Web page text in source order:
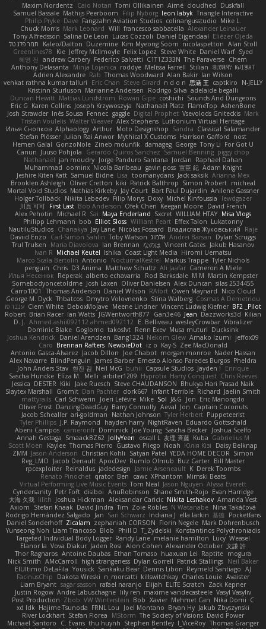
Maxim Nordentz
Caio Notari Tomi Ollikainen Aimé cloudhed
Duskfall
Samuel Bassale Mathijs Peerboom Filip Nyborg leon labyk Triangle Interactive
Philip Pryke Dave Fangzahn Aviation Studios colinangusstudio Mike L.
Chuck Morris Mark Leonard Will francesco sabbatella Alexander Leinauer
Tony Alfredsson Salina De Leon Lucas Cozzoli Daniel Eijgendaal Eliézer Ojeda
תמר פלג טל
Kaleo/Dalton Duzemine Kim Myeong Soom nicolaspetton Alan Stoll
Greenlines78
Kie Jeffrey McIlmoyle Felix Lopez Steve White Daniel Warf Syed
혜영 전 andrew Carbery Federico Salvetti C1T1Z333N The Paraverse Chem
Anthony Delasanta
Minja Lojanica roddye Melissa Farrell Stilian ꌃ꒒ꀎꋪꋪꌩ ꀘꈤꀤꁅꃅ꓄
Adrien Alexandre Rab Thomas Woodward Alan Bakir Ian Wilson
venkat rathna kumar talluri
Eric Chan Steve Girard n d o n 思涵 王 captkiro
N-JELLY
Kristinn Sturluson Marianne Andersen Rodrigo Silva adelaide begalli
Duncan Hewitt Mattias Lundstrom Rowan Gipe coshichi Sounds And Dungeons
Eric G Karen Collins Joseph Krzywoszyja Nathanaël Platz FlameTop AshenBone
Josh Strawder Inês Sousa Fennec gaggle Digital Prophet Vsevolods Gniteckis Mark
Tristan Voulelis Walter Weaver Alex Stephens Luthonium Virtual Heritage
Илья Снопков Alphaology Arthur Moto Designshop Sandra Classical Salamander
Stefan Plösser Julian Rai Anwor Mythical X Customs Harrison Gafford nost
Hemen Galal GonzoNole Zineb mounfik damageg George Tony Li For Got U
Canun Juuso Pohjola Gerardo Quiros Sanchez Samuel Benning piggy chop
Nathanaël jan moudry Jorge Panduro Santana Jordan Raphael Dahan
Muhammad oominx Nicola Baribeau gavin poss 宣臣 紀 Adam Knight
Jeshire Kiten Katt Samuel Bidne Lisa toomanydans Jack saksik Arianna Mex
Brooklen Ashleigh
Oliver Cretton kiki Patrick Balthrop Simon Probert micheal
Mortal Void Studios Mathias Kirkeby Jay Court Bart Paul Dujardin Anilene Gassner
Holger Tollbäck Nikita Lebedev Filip Morys Doxy Michel Kinfoussia
lewdgazer
川頁 可可 First Last Bob Anderson Ofek Chen Keegan Moore David French
Alex Pehotin
Michael R Sai Maya Enderland Sxcret WILLIAM HTAY Misa Vlogs
Philipp Lehmann bob Elliot Sloss William Peart Effex Talon Lukatonny
NautiluStudios Chanakya Jay Lane Nicolas Fossard Владислав Жуковський
Raje
Daviid Enzo
Carl-Simon Sahlin Toby Watson אלמוג Andrei Barsan
Dylan Scruggs
Trul Trulsen
Maria Diavolova Ian Brennan なのは Vincent Gates Jakub Hasanov
Ivan R Michael Keutel Ishika Coast Light Media Hiromi Uematsu
Marco Scala Bertolin Antonio NocturnalKestrel Markus Trappe Tyler Nichols
penguin Chris D3 Anima Matthew Schultz Ali Jaafar Cameron A Miele
Илья Несенюк Reperak alberto echavarria Rod Barksdale M M Martin Kempster
Somebodyoncetoldme Josh Laxen Oliver Danielsen Alex Duncan silas 2534455
Carro1001
Thomas Anderson Daniel Wilson RAfort Owen Maynard
Nico Cloud
George M. Dyck Thbatcos Dmytro Volovnenko Stina Walberg Cosmas A Demetriou
ענבר פז Clem White DeboxMojave Meene Lindner Vincent Ludwig Kiefner BF2 _Pilot
Robert Brian Racer Ian Watts JGWentworth877 Gan3e46 Jean Dazzworks3d Kilian
D. J. Ahmed.ashii092112 ahmed092112 E. Belliveau wesleyCrowbar Vibralizer
Dominic Blake Goglomo takoslvt Renn Exev Musa muturi Ducksink
Joshua Kendrick
Daniel Arendzen Bang1324 Nekom Glew Amako Izumi
jeffox09
Caro Brennan Rafters NewbieDot iz o Kay-S Zee MacDonald
Antonio Gasca-Alvarez Jacob Dillon Joe Chabot morgan monroe Nader Hassan
Alex Navarre BlindPenguin James Barber Ernesto Alonso Paredes Burgos Pheldra
John Anders Stav 현진 김 Neil McG buhii Capsule Studios Jayden !
Enrique
Sascha Huncke Elīza M. Melli arbiter1209 Hyprotix Harry Conquest Chris Reeves
Jessica DESTER Kiki Jake Ruesch Steve CHAUDANSON Bhukya Hari Prasad Naik
Slaytex Marshall Gromit Dan Pachter dork667 Infant Terrible Richard Jaelin Smith
mattyrails Carl Schwerin Joeri Lefévre Mike Sol J&G Jon Eric Manongdo
Oliver Frost DancingDeadGuy Barry Connolly Aeval Jon Captain Coconuts
Jacob Schealler ari-goldman Nathan Johnson Tyler Herbert Puppeteerist
Tyler Phillips J.P. Raymond hayden harry NightRaven Eduardo Gottschald
Abeni Campos cameronfr Dominick Joe Young Sascha Becker Joshua Scelfo
Annah Gestaga SmaackBZ62 JollyYeen oscall L 友理 斉藤 Kuba Gabrielius M
Scott Moen
Kaylee Thomas Pierro Gustavo Pliego Noah Юлія Кізі
Daisy Belknap
ZMM Jason Anderson Christian Kohli Satyan Patel YEDA HOME DECOR Simon
Reg_LMO
Jacob Denault ApocDev Rumlo Olmub Buz Carter Bill Master
rpcexploiter Reinaldus jadedesign Jamie Arseneault K Derek Toombs
Renato Pinochet qrator Ben cawc XPhantom Mimski Beats
Virtual Performing Live Music Events Tom Neal Jason Nguyen Alyssa Everett
Cyndersanity Petr Fořt disiboi AnuRobinson Shane Smith-Rojo Evan Harridge
大海 久我 lilith Joshua Hickman Aleksandar Caricic Nikita Leshakov Amanda Vest
Axiom
Stefan Knaak David Jindra Tim Zoie Robles N Watanabe Nina Takáčová
Rodrigo Hernández Salgado
Jan Sari Schwarz Indiana J ella larkin 基德 Pocketfans
Daniel Sonderhoff Zicalam zephaniah CORSON Florin Negele Mark Dohrenbusch
Yunseong Noh Liam Trancoso Blob Phill D T_Zydelski Konstantinos Polychroniadis
Targeted Individual Body Logger Randy Lane melanie hamilton Lucy Weasel
Elanor la Vova Diakur Jaden Rosi Alon Cohen Alexander October 文謙 許
Thor Ragnaros Antoine Daubas Ethan Tomaso huaxuan Lei Raptite mogura
Nick Smith AMcCarroll high strangeness Dylan Gorrell Patrick Stallings Neil Baker
ElUltimo DeLaFila Yousick Sankaku Bear Dennis Libon Reymeld Santiago AJ
FacinusChip
Dakota Wreski n_morcatti killswitchkay Charles Louie Avaister
Liam Bryant sagar sasson rafael naranjo Elijah ELITE Scratch
Zack Kepner
Justin Rogow Andre Labuschagne lily ren maxime vandecasteele Vasyl Vasyliv
Post Production Zbob VW Winterstein Bob Xavier Mehmet Can Nika Domi C
xd Idk Hajime Tsunoda FRNL Lou Joel Montano Bryan Hy Jakub Zbyszynski
River Lockhart Stefan Florea MStorm The Society of Visions David Power
Michael Santoro
C. Evans thu huynh Stephen Bentley I_ViceRoy Thomas Granger